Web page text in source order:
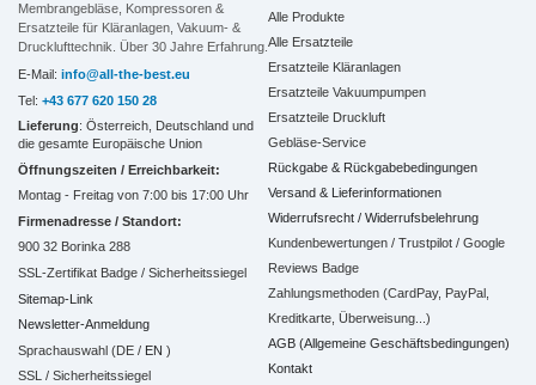
Membrangebläse, Kompressoren &
Ersatzteile für Kläranlagen, Vakuum- &
Drucklufttechnik. Über 30 Jahre Erfahrung.
E-Mail: info@all-the-best.eu
Tel: +43 677 620 150 28
Lieferung: Österreich, Deutschland und
die gesamte Europäische Union
Öffnungszeiten / Erreichbarkeit:
Montag - Freitag von 7:00 bis 17:00 Uhr
Firmenadresse / Standort:
900 32 Borinka 288
SSL-Zertifikat Badge / Sicherheitssiegel
Sitemap-Link
Newsletter-Anmeldung
Sprachauswahl (DE / EN )
SSL / Sicherheitssiegel
Alle Produkte
Alle Ersatzteile
Ersatzteile Kläranlagen
Ersatzteile Vakuumpumpen
Ersatzteile Druckluft
Gebläse-Service
Rückgabe & Rückgabebedingungen
Versand & Lieferinformationen
Widerrufsrecht / Widerrufsbelehrung
Kundenbewertungen / Trustpilot / Google
Reviews Badge
Zahlungsmethoden (CardPay, PayPal,
Kreditkarte, Überweisung...)
AGB (Allgemeine Geschäftsbedingungen)
Kontakt